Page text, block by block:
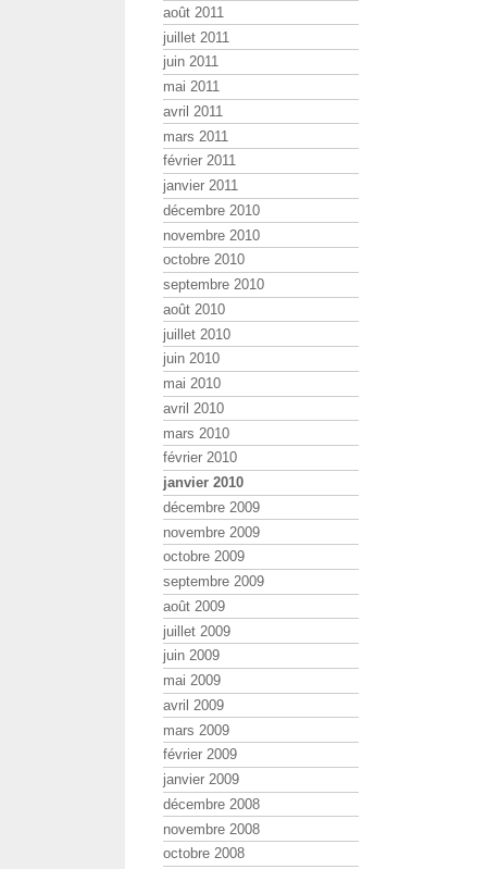
août 2011
juillet 2011
juin 2011
mai 2011
avril 2011
mars 2011
février 2011
janvier 2011
décembre 2010
novembre 2010
octobre 2010
septembre 2010
août 2010
juillet 2010
juin 2010
mai 2010
avril 2010
mars 2010
février 2010
janvier 2010
décembre 2009
novembre 2009
octobre 2009
septembre 2009
août 2009
juillet 2009
juin 2009
mai 2009
avril 2009
mars 2009
février 2009
janvier 2009
décembre 2008
novembre 2008
octobre 2008